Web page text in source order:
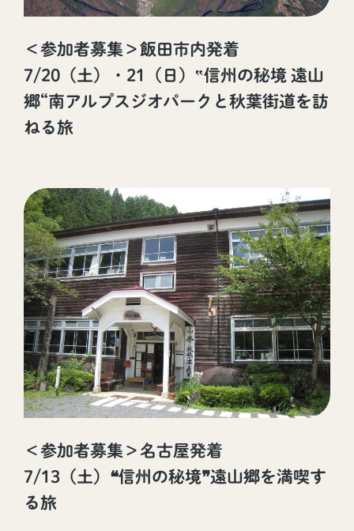
＜参加者募集＞飯田市内発着
7/20（土）・21（日）‟信州の秘境 遠山
郷“南アルプスジオパークと秋葉街道を訪
ねる旅
＜参加者募集＞名古屋発着
7/13（土）❝信州の秘境❞遠山郷を満喫す
る旅